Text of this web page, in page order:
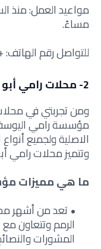
مساءً.
للتواصل رقم الهاتف: +962 7 9563 7424. او عبر
2- محلات رامي أبو سيف
ومن تجربتي في محلات
مؤسسة رامي
الاصلية ولجميع أنواع
وتتميز محلات رامي
ما هي مميزات
تعد من أشهر
الرمم وتتعاون
المشورات